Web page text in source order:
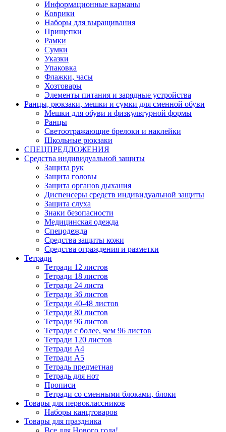
Информационные карманы
Коврики
Наборы для выращивания
Прищепки
Рамки
Сумки
Указки
Упаковка
Флажки, часы
Хозтовары
Элементы питания и зарядные устройства
Ранцы, рюкзаки, мешки и сумки для сменной обуви
Мешки для обуви и физкультурной формы
Ранцы
Светоотражающие брелоки и наклейки
Школьные рюкзаки
СПЕЦПРЕДЛОЖЕНИЯ
Средства индивидуальной защиты
Защита рук
Защита головы
Защита органов дыхания
Диспенсеры средств индивидуальной защиты
Защита слуха
Знаки безопасности
Медицинская одежда
Спецодежда
Средства защиты кожи
Средства ограждения и разметки
Тетради
Тетради 12 листов
Тетради 18 листов
Тетради 24 листа
Тетради 36 листов
Тетради 40-48 листов
Тетради 80 листов
Тетради 96 листов
Тетради с более, чем 96 листов
Тетради 120 листов
Тетради А4
Тетради А5
Тетрадь предметная
Тетрадь для нот
Прописи
Тетради со сменными блоками, блоки
Товары для первоклассников
Наборы канцтоваров
Товары для праздника
Все для Нового года!